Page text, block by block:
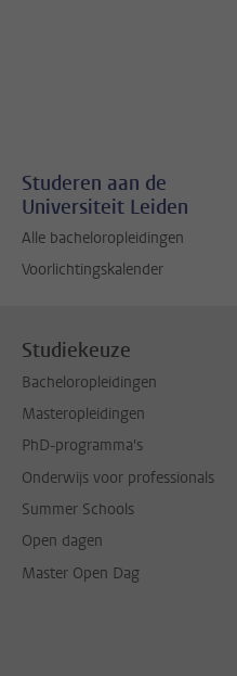
Studeren aan de
Universiteit Leiden
Alle bacheloropleidingen
Voorlichtingskalender
Studiekeuze
Bacheloropleidingen
Masteropleidingen
PhD-programma's
Onderwijs voor professionals
Summer Schools
Open dagen
Master Open Dag